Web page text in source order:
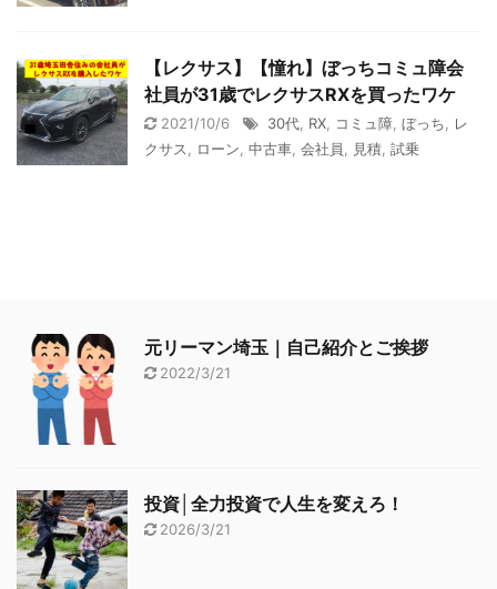
【レクサス】【憧れ】ぼっちコミュ障会
社員が31歳でレクサスRXを買ったワケ
2021/10/6 30代 RX コミュ障 ぼっち
レ
クサス
ローン 中古車 会社員 見積 試乗
元リーマン埼玉｜自己紹介とご挨拶
2022/3/21
投資│全力投資で人生を変えろ！
2026/3/21